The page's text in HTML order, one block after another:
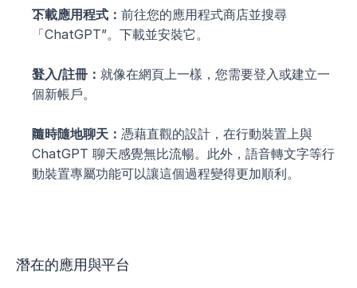
下載應用程式： 前往您的應用程式商店並搜尋
「ChatGPT”。下載並安裝它。
登入/註冊： 就像在網頁上一樣，您需要登入或建立一
個新帳戶。
隨時隨地聊天： 憑藉直觀的設計，在行動裝置上與
ChatGPT 聊天感覺無比流暢。此外，語音轉文字等行
動裝置專屬功能可以讓這個過程變得更加順利。
潛在的應用與平台